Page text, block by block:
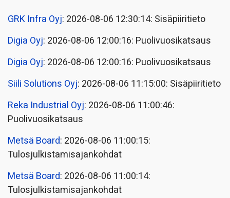
GRK Infra Oyj: 2026-08-06 12:30:14: Sisäpiiritieto
Digia Oyj: 2026-08-06 12:00:16: Puolivuosikatsaus
Digia Oyj: 2026-08-06 12:00:16: Puolivuosikatsaus
Siili Solutions Oyj: 2026-08-06 11:15:00: Sisäpiiritieto
Reka Industrial Oyj: 2026-08-06 11:00:46:
Puolivuosikatsaus
Metsä Board: 2026-08-06 11:00:15:
Tulosjulkistamisajankohdat
Metsä Board: 2026-08-06 11:00:14:
Tulosjulkistamisajankohdat